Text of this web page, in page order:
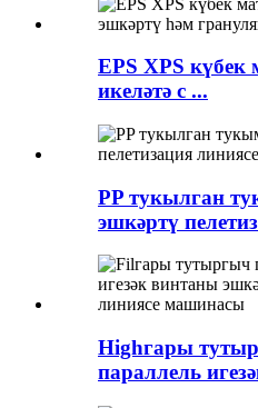
EPS XPS күбек
икеләтә с ...
PP тукылган
эшкәртү
Highгары
параллель